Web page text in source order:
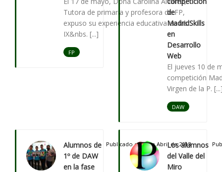
Tutora de primaria y profesora de FP,
expuso su experiencia educativa en las
IX&nbs. [...]
FP
de
MadridSkills
en
Desarrollo
Web
El jueves 10 de
competición
Virgen de la P.
DAW
Alumnos de
1º de DAW
en la fase
Publicado el 09 de Abril de 2018
Los alumnos
del Valle del
Miro